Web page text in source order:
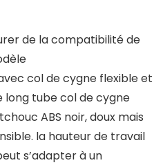
de la compatibilité de
col de cygne flexible et
long tube col de cygne
ABS noir, doux mais
la hauteur de travail
s’adapter à un